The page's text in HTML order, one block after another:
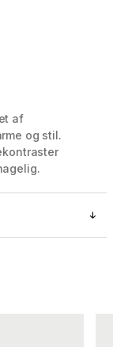
af
og stil.